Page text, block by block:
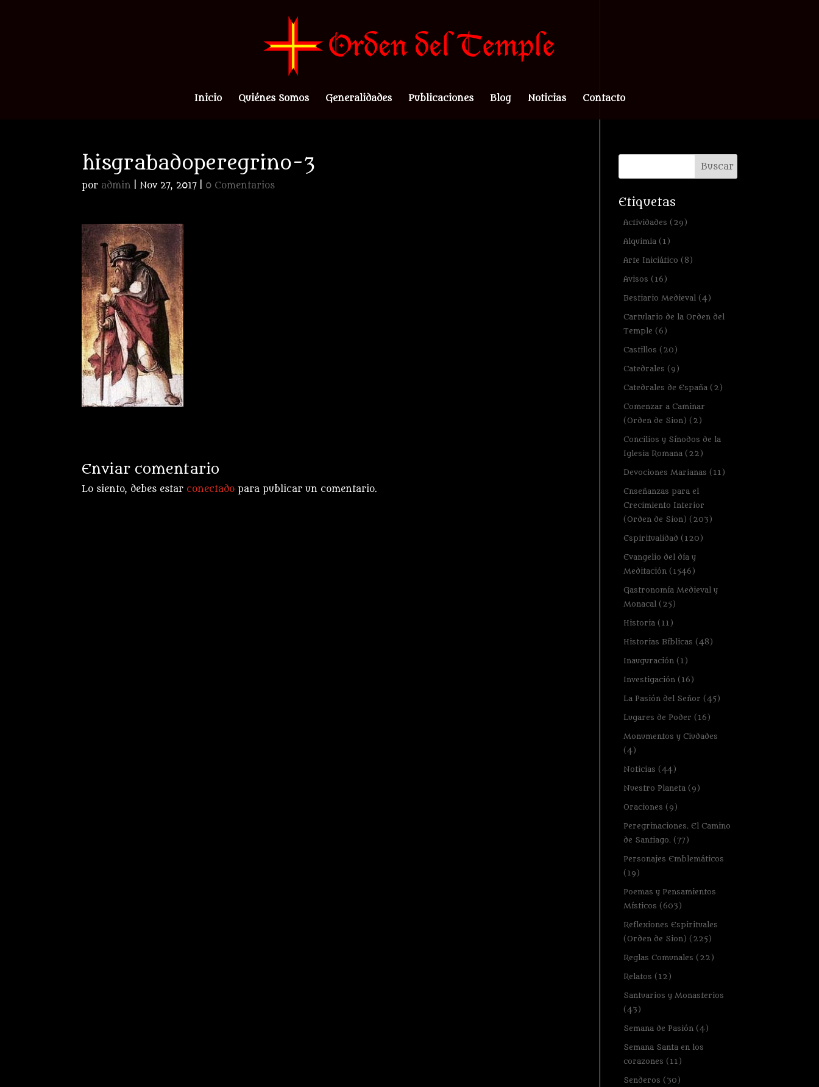
Inicio Quiénes Somos Generalidades Publicaciones Blog Noticias Contacto
hisgrabadoperegrino-3
por admin |Nov 27, 2017 0 Comentarios
Enviar comentario
Lo siento, debes estar conectado para publicar un comentario.
Etiquetas
Actividades (29)
Alquimia (1)
Arte Iniciático (8)
Avisos (16)
Bestiario Medieval (4)
Cartulario de la Orden del
Temple (6)
Castillos (20)
Catedrales (9)
Catedrales de España (2)
Comenzar a Caminar
(Orden de Sion) (2)
Concilios y Sínodos de la
Iglesia Romana (22)
Devociones Marianas (11)
Enseñanzas para el
Crecimiento Interior
(Orden de Sion) (203)
Espiritualidad (120)
Evangelio del día y
Meditación (1546)
Gastronomía Medieval y
Monacal (25)
Historia (11)
Historias Bíblicas (48)
Inauguración (1)
Investigación (16)
La Pasión del Señor (45)
Lugares de Poder (16)
Monumentos y Ciudades
(4)
Noticias (44)
Nuestro Planeta (9)
Oraciones (9)
Peregrinaciones. El Camino
de Santiago. (77)
Personajes Emblemáticos
(19)
Poemas y Pensamientos
Místicos (603)
Reflexiones Espirituales
(Orden de Sion) (225)
Reglas Comunales (22)
Relatos (12)
Santuarios y Monasterios
(43)
Semana de Pasión (4)
Semana Santa en los
corazones (11)
Senderos (30)